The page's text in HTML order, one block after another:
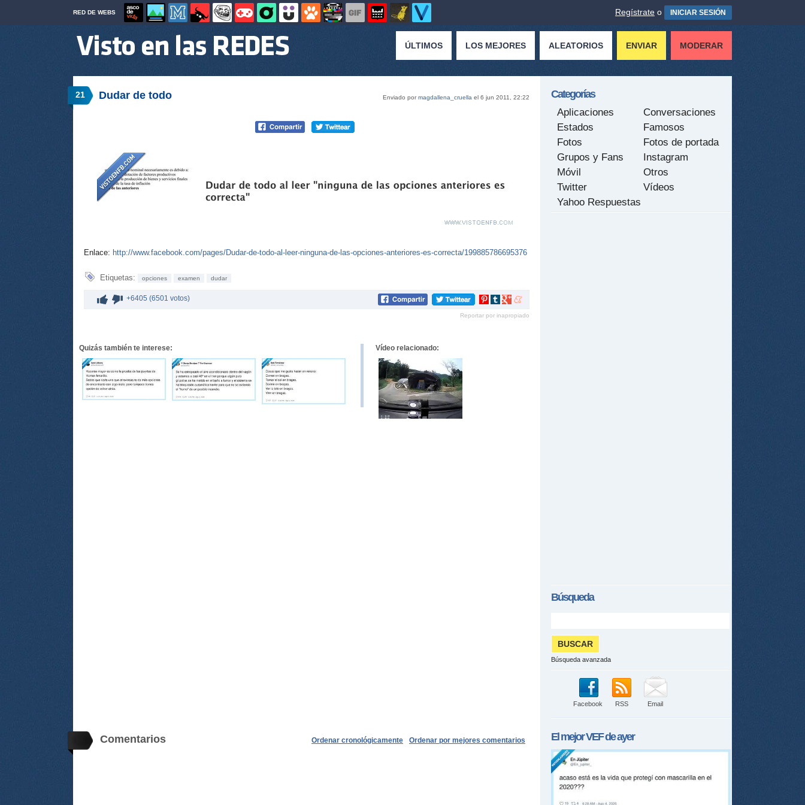
RED DE WEBS Regístrate o INICIAR SESIÓN
ÚLTIMOS LOS MEJORES ALEATORIOS ENVIAR MODERAR
21 Enviado pormagdallena_cruella el 6 jun 2011, 22:22
Dudar de todo
Enlace: http://www.facebook.com/pages/Dudar-de-todo-al-leer-ninguna-de-las-opciones-anteriores-es-correcta/199885786695376
Etiquetas: opciones examen dudar
+6405 (6501 votos)
Compartir
Pinterest
Compartir
tumblr
Compartir
Google+
Compartir
meneame
Reportar por inapropiado
Quizás también te interese: Vídeo relacionado:
Comentarios Ordenar por mejores comentarios
Ordenar cronológicamente
Categorías
Aplicaciones
Conversaciones
Estados
Famosos
Fotos
Fotos de portada
Grupos y Fans
Instagram
Móvil
Otros
Twitter
Vídeos
Yahoo Respuestas
Búsqueda
Búsqueda avanzada
Facebook RSS Email
El mejorVEFde ayer